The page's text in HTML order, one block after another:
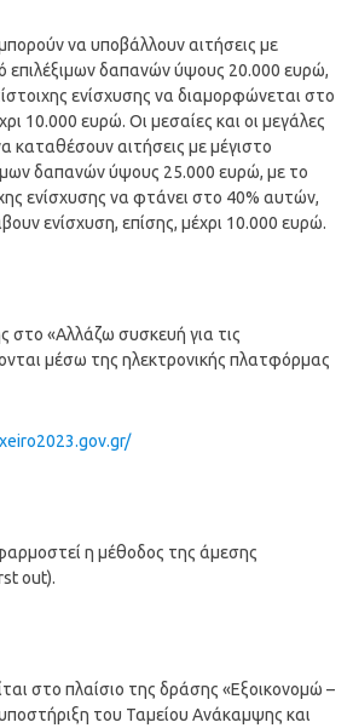
μπορούν να υποβάλλουν αιτήσεις με
επιλέξιμων δαπανών ύψους 20.000 ευρώ,
ενίσχυσης να διαμορφώνεται στο
10.000 ευρώ. Οι μεσαίες και οι μεγάλες
καταθέσουν αιτήσεις με μέγιστο
δαπανών ύψους 25.000 ευρώ, με το
ενίσχυσης να φτάνει στο 40% αυτών,
ενίσχυση, επίσης, μέχρι 10.000 ευρώ.
στο «Αλλάζω συσκευή για τις
μέσω της ηλεκτρονικής πλατφόρμας
η μέθοδος της άμεσης
out).
στο πλαίσιο της δράσης «Εξοικονομώ –
του Ταμείου Ανάκαμψης και